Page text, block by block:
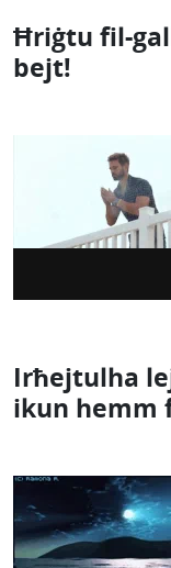
Ħriġtu fil-
bejt!
Irħejtulha
ikun hemm